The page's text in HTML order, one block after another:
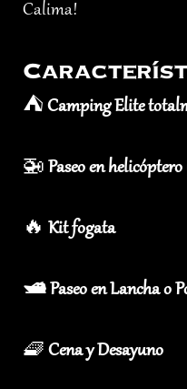
Calima!
⛺️ Camping Elite
🚁 Paseo en helicóptero
🔥 Kit fogata
🛥 Paseo en Lancha o
🧇 Cena y Desayuno